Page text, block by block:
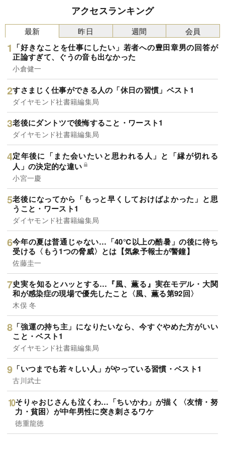
アクセスランキング
最新
「好きなことを仕事にしたい」若者への豊田章男の回答が
正論すぎて、ぐうの音も出なかった
小倉健一
すさまじく仕事ができる人の「休日の習慣」ベスト1
ダイヤモンド社書籍編集局
老後にダントツで後悔すること・ワースト1
ダイヤモンド社書籍編集局
定年後に「また会いたいと思われる人」と「縁が切れる
人」の決定的な違い
小宮一慶
老後になってから「もっと早くしておけばよかった」と思
うこと・ワースト1
ダイヤモンド社書籍編集局
今年の夏は普通じゃない…「40℃以上の酷暑」の後に待ち
受ける〈もう1つの脅威〉とは【気象予報士が警鐘】
佐藤圭一
史実を知るとハッとする…『風、薫る』実在モデル・大関
和が感染症の現場で優先したこと〈風、薫る第92回〉
木俣 冬
「強運の持ち主」になりたいなら、今すぐやめた方がいい
こと・ベスト1
ダイヤモンド社書籍編集局
「いつまでも若々しい人」がやっている習慣・ベスト1
古川武士
そりゃおじさんも泣くわ…「ちいかわ」が描く〈友情・努
力・貧困〉が中年男性に突き刺さるワケ
徳重龍徳
昨日 週間 会員